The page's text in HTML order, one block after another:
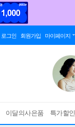
로그인 회원가입 마이페이지
이달의사은품 특가할인